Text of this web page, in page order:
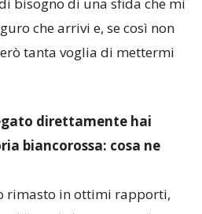
dava quel brivido di cui ho
non mi sento
bisogno di una sfida che mi
che arrivi e, se così non
direttamente hai
biancorossa: cosa ne